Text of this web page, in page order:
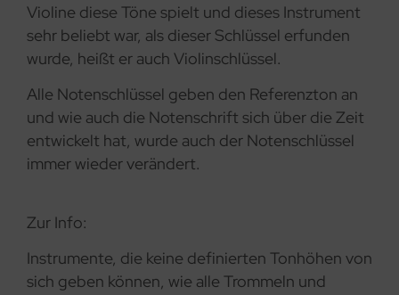
Violine diese Töne spielt und dieses Instrument
sehr beliebt war, als dieser Schlüssel erfunden
wurde, heißt er auch Violinschlüssel.
Alle Notenschlüssel geben den Referenzton an
und wie auch die Notenschrift sich über die Zeit
entwickelt hat, wurde auch der Notenschlüssel
immer wieder verändert.
Zur Info:
Instrumente, die keine definierten Tonhöhen von
sich geben können, wie alle Trommeln und